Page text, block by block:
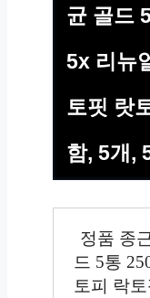
균 골드
5x 리뉴
토핏 랏
함, 5개,
정품 종
드 5통
토피 락